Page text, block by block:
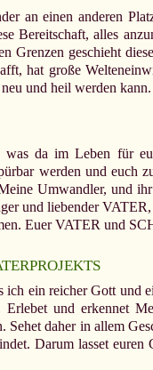
an einen anderen
Bereitschaft, alles
Grenzen geschieht
hat große
neu und heil werden
was da im Leben für
werden und euch
Umwandler, und
und liebender
Euer VATER und
ein reicher Gott und
Erlebet und erkennet
Sehet daher in allem
Darum lasset